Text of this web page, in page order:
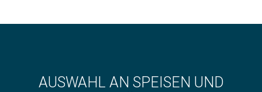
AUSWAHL AN SPEISEN UND